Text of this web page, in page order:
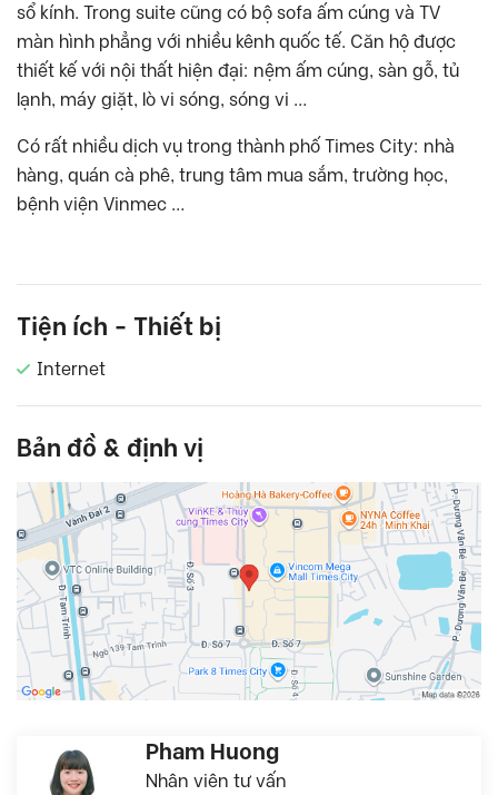
sổ kính. Trong suite cũng có bộ sofa ấm cúng và TV
màn hình phẳng với nhiều kênh quốc tế. Căn hộ được
thiết kế với nội thất hiện đại: nệm ấm cúng, sàn gỗ, tủ
lạnh, máy giặt, lò vi sóng, sóng vi …
Có rất nhiều dịch vụ trong thành phố Times City: nhà
hàng, quán cà phê, trung tâm mua sắm, trường học,
bệnh viện Vinmec …
Tiện ích - Thiết bị
Internet
Bản đồ & định vị
Pham Huong
Nhân viên tư vấn